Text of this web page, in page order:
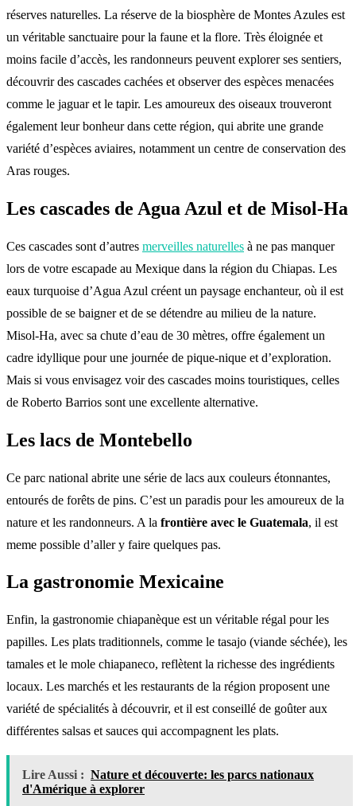
réserves naturelles. La réserve de la biosphère de Montes Azules est
un véritable sanctuaire pour la faune et la flore. Très éloignée et
moins facile d’accès, les randonneurs peuvent explorer ses sentiers,
découvrir des cascades cachées et observer des espèces menacées
comme le jaguar et le tapir. Les amoureux des oiseaux trouveront
également leur bonheur dans cette région, qui abrite une grande
variété d’espèces aviaires, notamment un centre de conservation des
Aras rouges.
Les cascades de Agua Azul et de Misol-Ha
Ces cascades sont d’autres merveilles naturelles à ne pas manquer
lors de votre escapade au Mexique dans la région du Chiapas. Les
eaux turquoise d’Agua Azul créent un paysage enchanteur, où il est
possible de se baigner et de se détendre au milieu de la nature.
Misol-Ha, avec sa chute d’eau de 30 mètres, offre également un
cadre idyllique pour une journée de pique-nique et d’exploration.
Mais si vous envisagez voir des cascades moins touristiques, celles
de Roberto Barrios sont une excellente alternative.
Les lacs de Montebello
Ce parc national abrite une série de lacs aux couleurs étonnantes,
entourés de forêts de pins. C’est un paradis pour les amoureux de la
nature et les randonneurs. A la frontière avec le Guatemala, il est
meme possible d’aller y faire quelques pas.
La gastronomie Mexicaine
Enfin, la gastronomie chiapanèque est un véritable régal pour les
papilles. Les plats traditionnels, comme le tasajo (viande séchée), les
tamales et le mole chiapaneco, reflètent la richesse des ingrédients
locaux. Les marchés et les restaurants de la région proposent une
variété de spécialités à découvrir, et il est conseillé de goûter aux
différentes salsas et sauces qui accompagnent les plats.
Lire Aussi : Nature et découverte: les parcs nationaux
d'Amérique à explorer